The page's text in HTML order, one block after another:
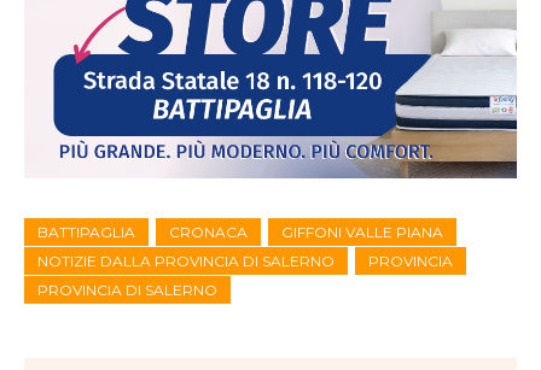
BATTIPAGLIA CRONACA
GIFFONI VALLE PIANA
NOTIZIE DALLA PROVINCIA DI SALERNO
PROVINCIA
PROVINCIA DI SALERNO